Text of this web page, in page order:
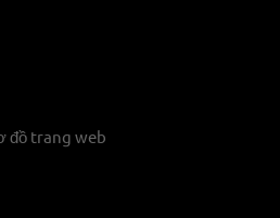
đồ trang web